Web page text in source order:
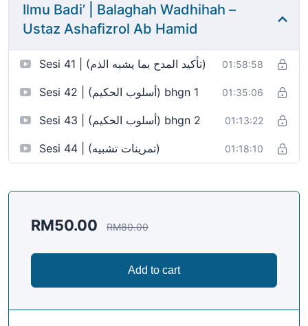
Ilmu Badi’ | Balaghah Wadhihah –
Ustaz Ashafizrol Ab Hamid
Sesi 41 | (تأكيد المدح بما يشبه الذم) 01:58:58
Sesi 42 | (أسلوب الحكيم) bhgn 1 01:35:06
Sesi 43 | (أسلوب الحكيم) bhgn 2 01:13:22
Sesi 44 | (تمرينات تشبيه) 01:18:10
RM50.00 RM80.00
Add to cart